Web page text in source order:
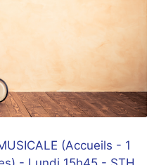
(Accueils - 1